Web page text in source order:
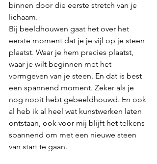
binnen door die eerste stretch van je
lichaam.
Bij beeldhouwen gaat het over het
eerste moment dat je je vijl op je steen
plaatst. Waar je hem precies plaatst,
waar je wilt beginnen met het
vormgeven van je steen. En dat is best
een spannend moment. Zeker als je
nog nooit hebt gebeeldhouwd. En ook
al heb ik al heel wat kunstwerken laten
ontstaan, ook voor mij blijft het telkens
spannend om met een nieuwe steen
van start te gaan.